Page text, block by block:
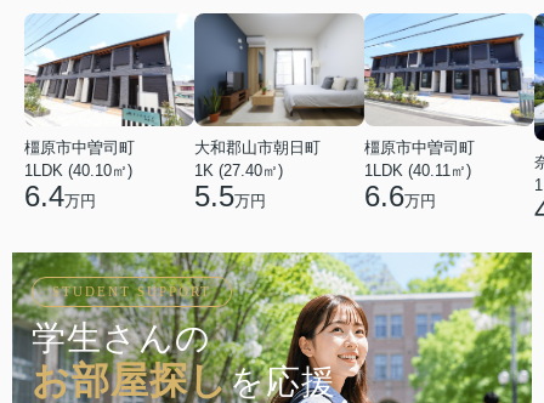
橿原市中曽司町
1LDK (40.10㎡)
6.4万円
大和郡山市朝日町
1K (27.40㎡)
5.5万円
橿原市中曽司町
1LDK (40.11㎡)
6.6万円
STUDENT SUPPORT
学生さんの
お部屋探しを応援